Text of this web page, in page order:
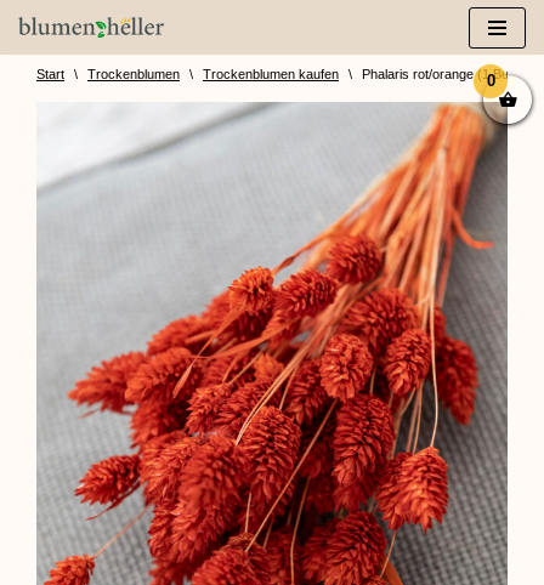
Zum
InhaltStart \ Trockenblumen \ Trockenblumen kaufen \ Phalaris rot/orange (1 Bund)
0